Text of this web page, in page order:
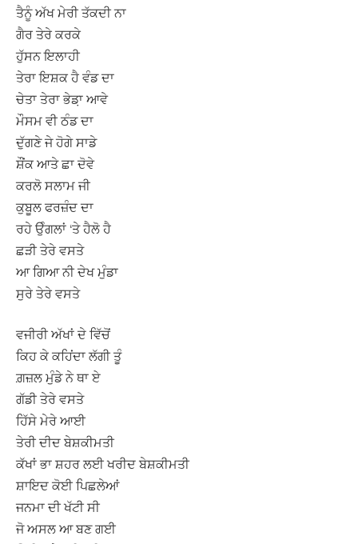
ਤੈਨੂੰ ਅੱਖ ਮੇਰੀ ਤੱਕਦੀ ਨਾ
ਗੈਰ ਤੇਰੇ ਕਰਕੇ
ਹੁੱਸਨ ਇਲਾਹੀ
ਤੇਰਾ ਇਸ਼ਕ ਹੈ ਵੰਡ ਦਾ
ਚੇਤਾ ਤੇਰਾ ਭੇਡ਼ਾ ਆਵੇ
ਮੌਸਮ ਵੀ ਠੰਡ ਦਾ
ਦੁੱਗਣੇ ਜੇ ਹੋਗੇ ਸਾਡੇ
ਸ਼ੌਂਕ ਆਤੇ ਛਾ ਦੋਵੇ
ਕਰਲੋ ਸਲਾਮ ਜੀ
ਕੁਬੂਲ ਫਰਜ਼ੰਦ ਦਾ
ਰਹੇ ਉੰਗਲਾਂ ‘ਤੇ ਹੈਲੋ ਹੈ
ਛੜੀ ਤੇਰੇ ਵਸਤੇ
ਆ ਗਿਆ ਨੀ ਦੇਖ ਮੁੰਡਾ
ਸੁਰੇ ਤੇਰੇ ਵਸਤੇ
ਵਜੀਰੀ ਅੱਖਾਂ ਦੇ ਵਿੱਚੋਂ
ਕਿਹ ਕੇ ਕਹਿਂਦਾ ਲੱਗੀ ਤੂੰ
ਗ਼ਜ਼ਲ ਮੁੰਡੇ ਨੇ ਥਾ ਏ
ਗੱਡੀ ਤੇਰੇ ਵਸਤੇ
ਹਿੱਸੇ ਮੇਰੇ ਆਈ
ਤੇਰੀ ਦੀਦ ਬੇਸ਼ਕੀਮਤੀ
ਕੱਖਾਂ ਭਾ ਸ਼ਹਰ ਲਈ ਖਰੀਦ ਬੇਸ਼ਕੀਮਤੀ
ਸ਼ਾਇਦ ਕੋਈ ਪਿਛਲੇਆਂ
ਜਨਮਾ ਦੀ ਖੱਟੀ ਸੀ
ਜੋ ਅਸਲ ਆ ਬਣ ਗਈ